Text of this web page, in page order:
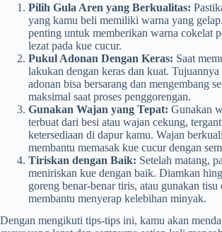
Pilih Gula Aren yang Berkualitas:
yang kamu beli memiliki warna yang
penting untuk memberikan warna cokelat
lezat pada kue cucur.
Pukul Adonan Dengan Keras: Saat
lakukan dengan keras dan kuat. Tujuannya
adonan bisa bersarang dan mengembang
maksimal saat proses penggorengan.
Gunakan Wajan yang Tepat: Gunakan
terbuat dari besi atau wajan cekung,
ketersediaan di dapur kamu. Wajan
membantu memasak kue cucur dengan
Tiriskan dengan Baik: Setelah matang,
meniriskan kue dengan baik. Diamkan
goreng benar-benar tiris, atau gunakan
membantu menyerap kelebihan minyak.
Dengan mengikuti tips-tips ini, kamu akan